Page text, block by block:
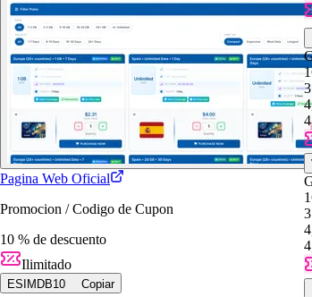
Pagina Web Oficial
Promocion / Codigo de Cupon
10 % de descuento
Ilimitado
ESIMDB10 Copiar